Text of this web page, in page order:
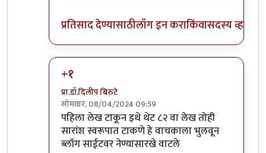
प्रतिसाद देण्यासाठीलॉग इन कराकिंवासदस्य व्हा
+१
प्रा.डॉ.दिलीप बिरुटे
सोमवार, 08/04/2024 09:59
In reply toआक्षेप लेखकाबद्दल आणिbyप्रचेतस
पहिला लेख टाकून इथे थेट ८२ वा लेख तोही
सारांश स्वरूपात टाकणे हे वाचकाला भुलवून
ब्लॉग साईटवर नेण्यासारखे वाटले